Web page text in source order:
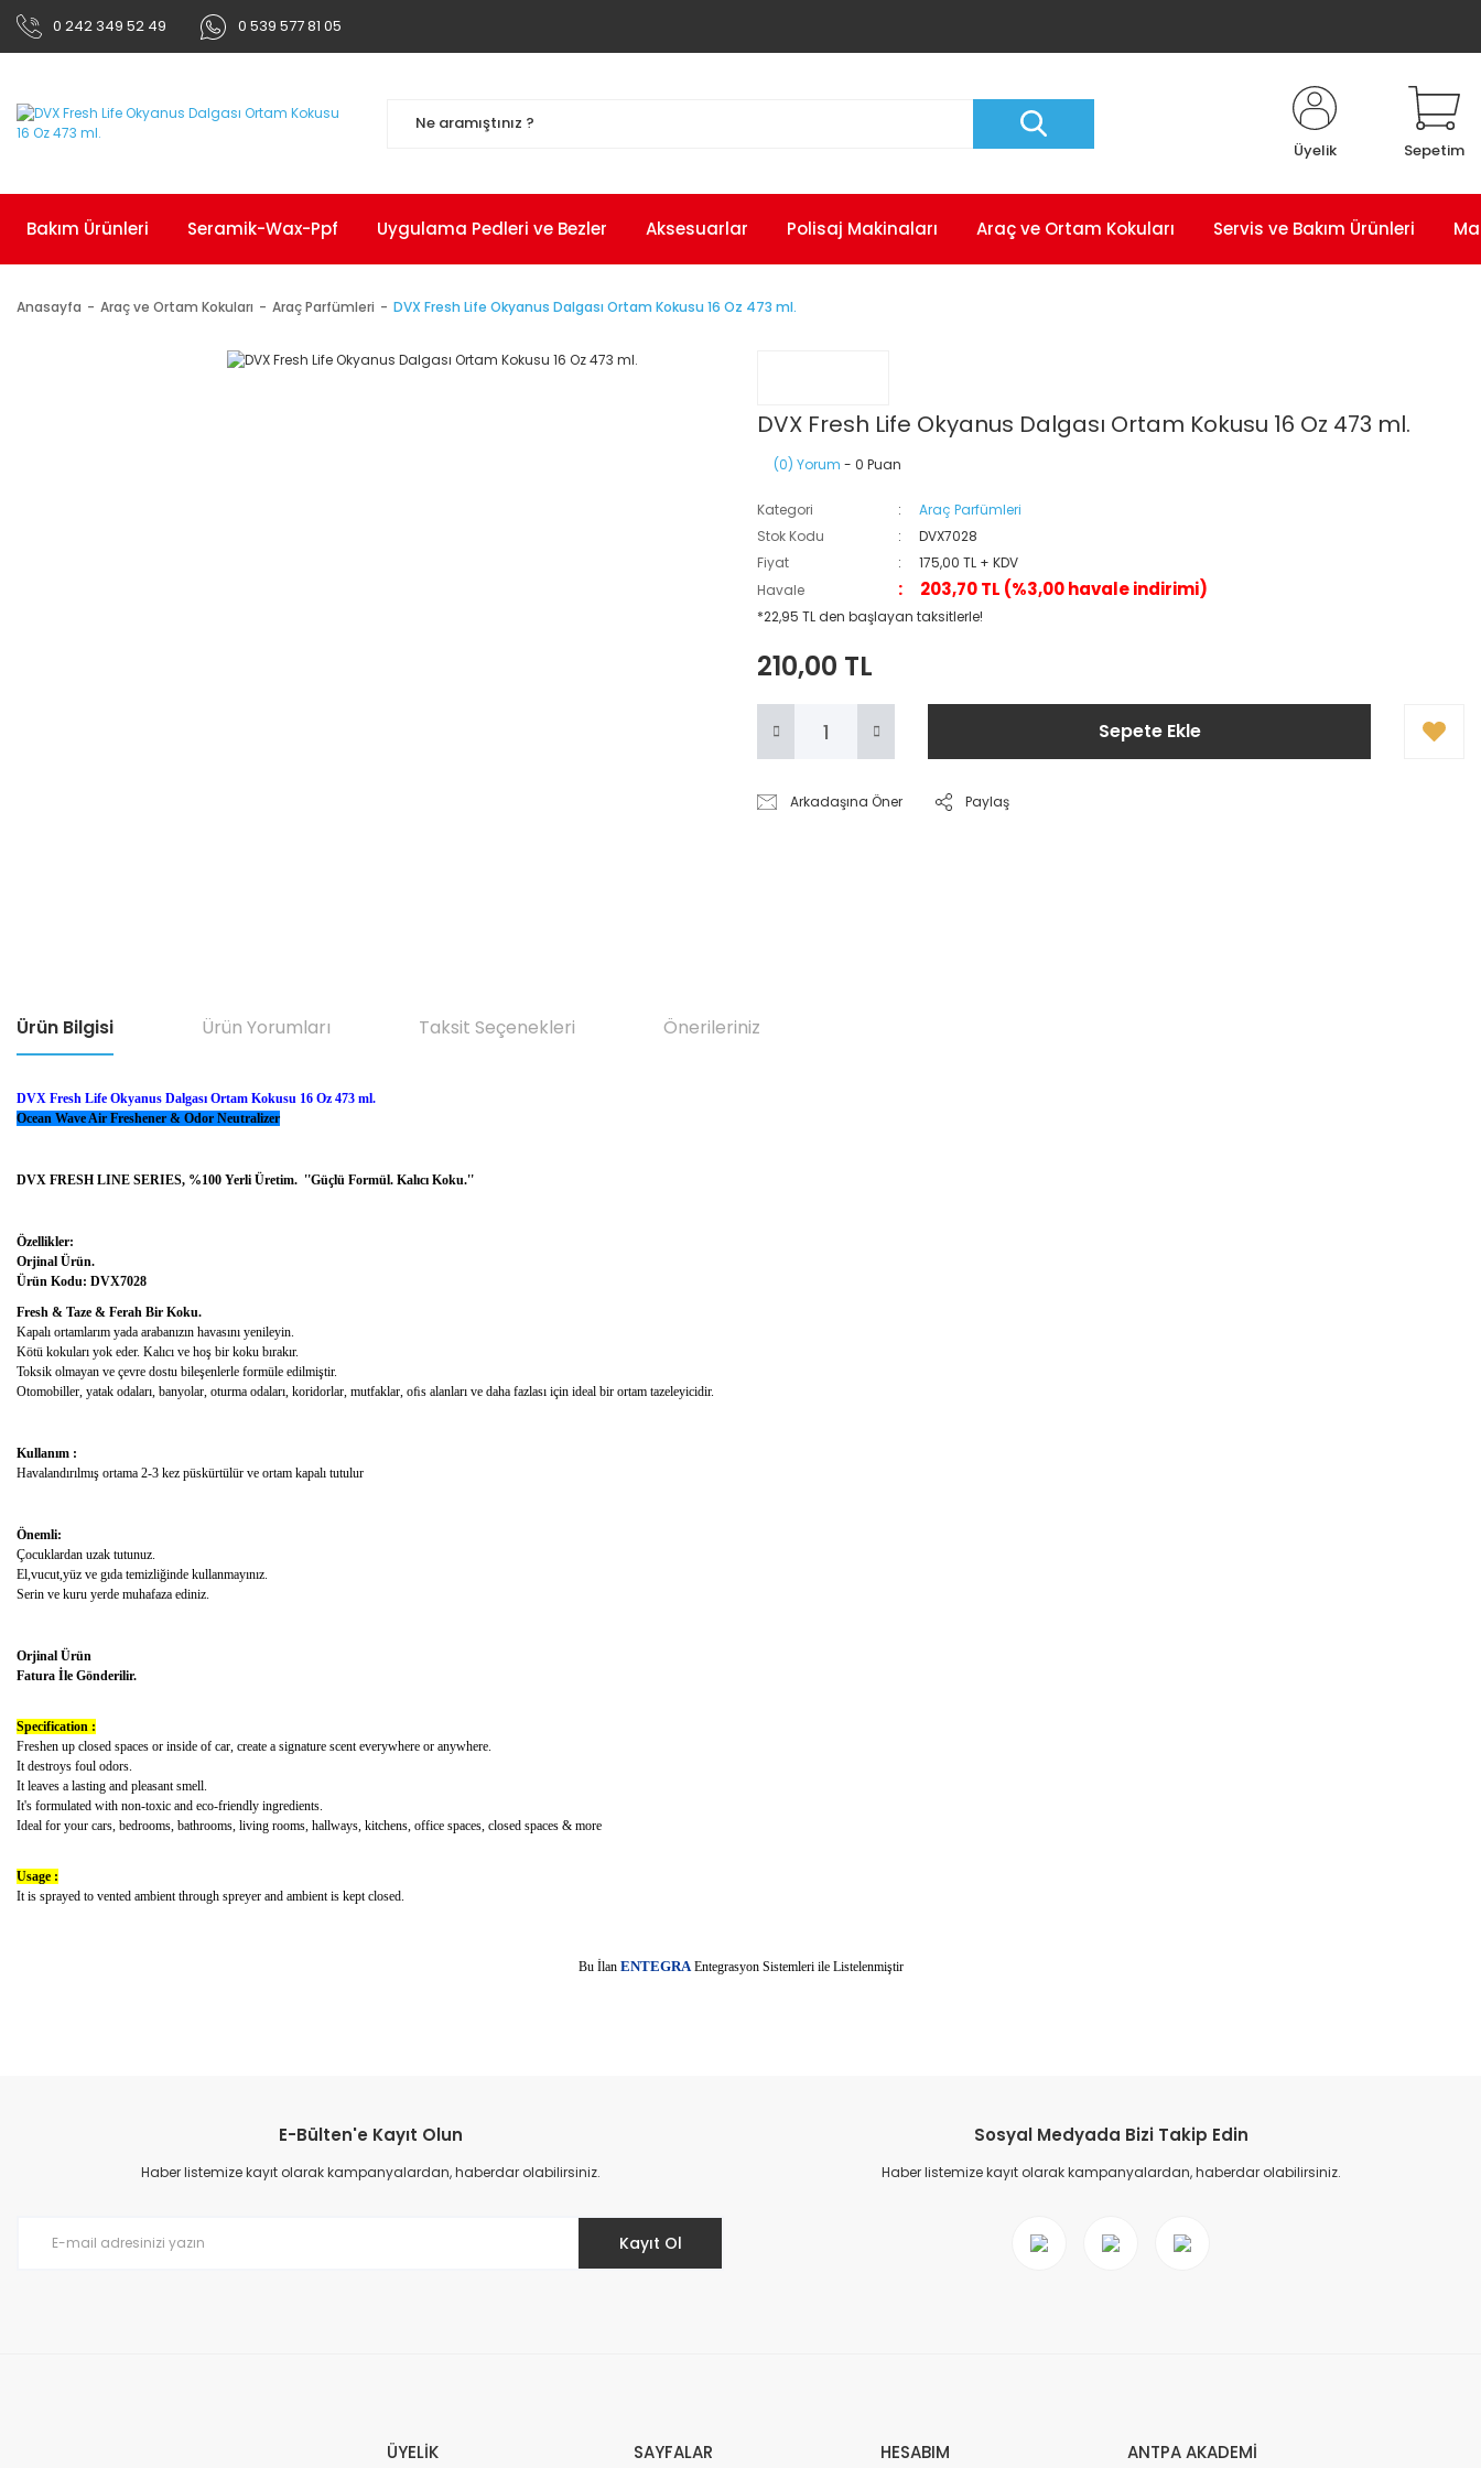
0 242 349 52 49 0 539 577 81 05
Üyelik Sepetim
Bakım Ürünleri Seramik-Wax-Ppf Uygulama Pedleri ve Bezler Aksesuarlar Polisaj Makinaları Araç ve Ortam Kokuları Servis ve Bakım Ürünleri
Anasayfa Araç ve Ortam Kokuları Araç Parfümleri DVX Fresh Life Okyanus Dalgası Ortam Kokusu 16 Oz 473 ml.
DVX Fresh Life Okyanus Dalgası Ortam Kokusu 16 Oz 473 ml.
(0) Yorum - 0 Puan
Kategori
Araç Parfümleri
Stok Kodu
DVX7028
Fiyat
175,00 TL + KDV
Havale
203,70 TL (%3,00 havale indirimi)
*22,95 TL den başlayan taksitlerle!
210,00 TL
Sepete Ekle
Arkadaşına Öner Paylaş
Ürün Bilgisi Ürün Yorumları Taksit Seçenekleri Önerileriniz
DVX Fresh Life Okyanus Dalgası Ortam Kokusu 16 Oz 473 ml.
Ocean Wave Air Freshener & Odor Neutralizer
DVX FRESH LINE SERIES, %100 Yerli Üretim. ''Güçlü Formül. Kalıcı Koku.''
Özellikler:
Orjinal Ürün.
Ürün Kodu: DVX7028
Fresh & Taze & Ferah Bir Koku.
Kapalı ortamlarım yada arabanızın havasını yenileyin.
Kötü kokuları yok eder. Kalıcı ve hoş bir koku bırakır.
Toksik olmayan ve çevre dostu bileşenlerle formüle edilmiştir.
Otomobiller, yatak odaları, banyolar, oturma odaları, koridorlar, mutfaklar, oﬁs alanları ve daha fazlası için ideal bir ortam tazeleyicidir.
Kullanım :
Havalandırılmış ortama 2-3 kez püskürtülür ve ortam kapalı tutulur
Önemli:
Çocuklardan uzak tutunuz.
El,vucut,yüz ve gıda temizliğinde kullanmayınız.
Serin ve kuru yerde muhafaza ediniz.
Orjinal Ürün
Fatura İle Gönderilir.
Specification :
Freshen up closed spaces or inside of car, create a signature scent everywhere or anywhere.
It destroys foul odors.
It leaves a lasting and pleasant smell.
It's formulated with non-toxic and eco-friendly ingredients.
Ideal for your cars, bedrooms, bathrooms, living rooms, hallways, kitchens, office spaces, closed spaces & more
Usage :
It is sprayed to vented ambient through spreyer and ambient is kept closed.
Bu İlan ENTEGRAEntegrasyon Sistemleri ile Listelenmiştir
Ürün resmi kalitesiz, bozuk veya görüntülenemiyor.
Ürün açıklamasında eksik bilgiler bulunuyor.
E-Bülten'e Kayıt Olun
Haber listemize kayıt olarak kampanyalardan, haberdar olabilirsiniz.
Kayıt Ol
Sosyal Medyada Bizi Takip Edin
Haber listemize kayıt olarak kampanyalardan, haberdar olabilirsiniz.
ÜYELİK SAYFALAR HESABIM ANTPA AKADEMİ